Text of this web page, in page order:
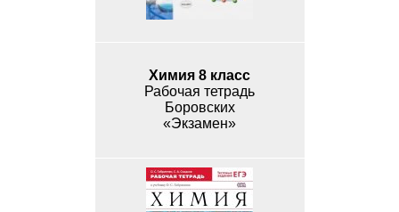
Химия 8 класс
Рабочая тетрадь
Боровских
«Экзамен»